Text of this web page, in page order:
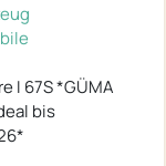
I 67S *GÜMA
bis